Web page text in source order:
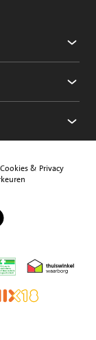
Cookies & Privacy
YouTube
Thuiswinkel